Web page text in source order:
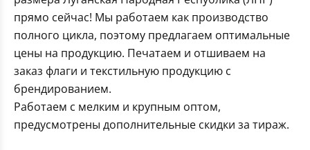
прямо сейчас! Мы работаем как производство
полного цикла, поэтому предлагаем оптимальные
цены на продукцию. Печатаем и отшиваем на
заказ флаги и текстильную продукцию с
брендированием.
Работаем с мелким и крупным оптом,
предусмотрены дополнительные скидки за тираж.